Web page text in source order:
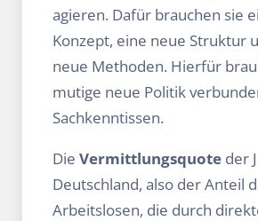
agieren. Dafür brauchen sie
Konzept, eine neue Struktur
neue Methoden. Hierfür
mutige neue Politik
Sachkenntissen.
Die Vermittlungsquote der
Deutschland, also der Anteil
Arbeitslosen, die durch